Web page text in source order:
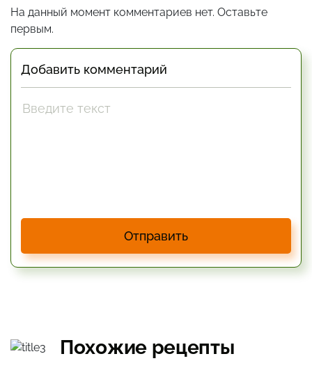
На данный момент комментариев нет. Оставьте
первым.
Добавить комментарий
Отправить
Похожие рецепты